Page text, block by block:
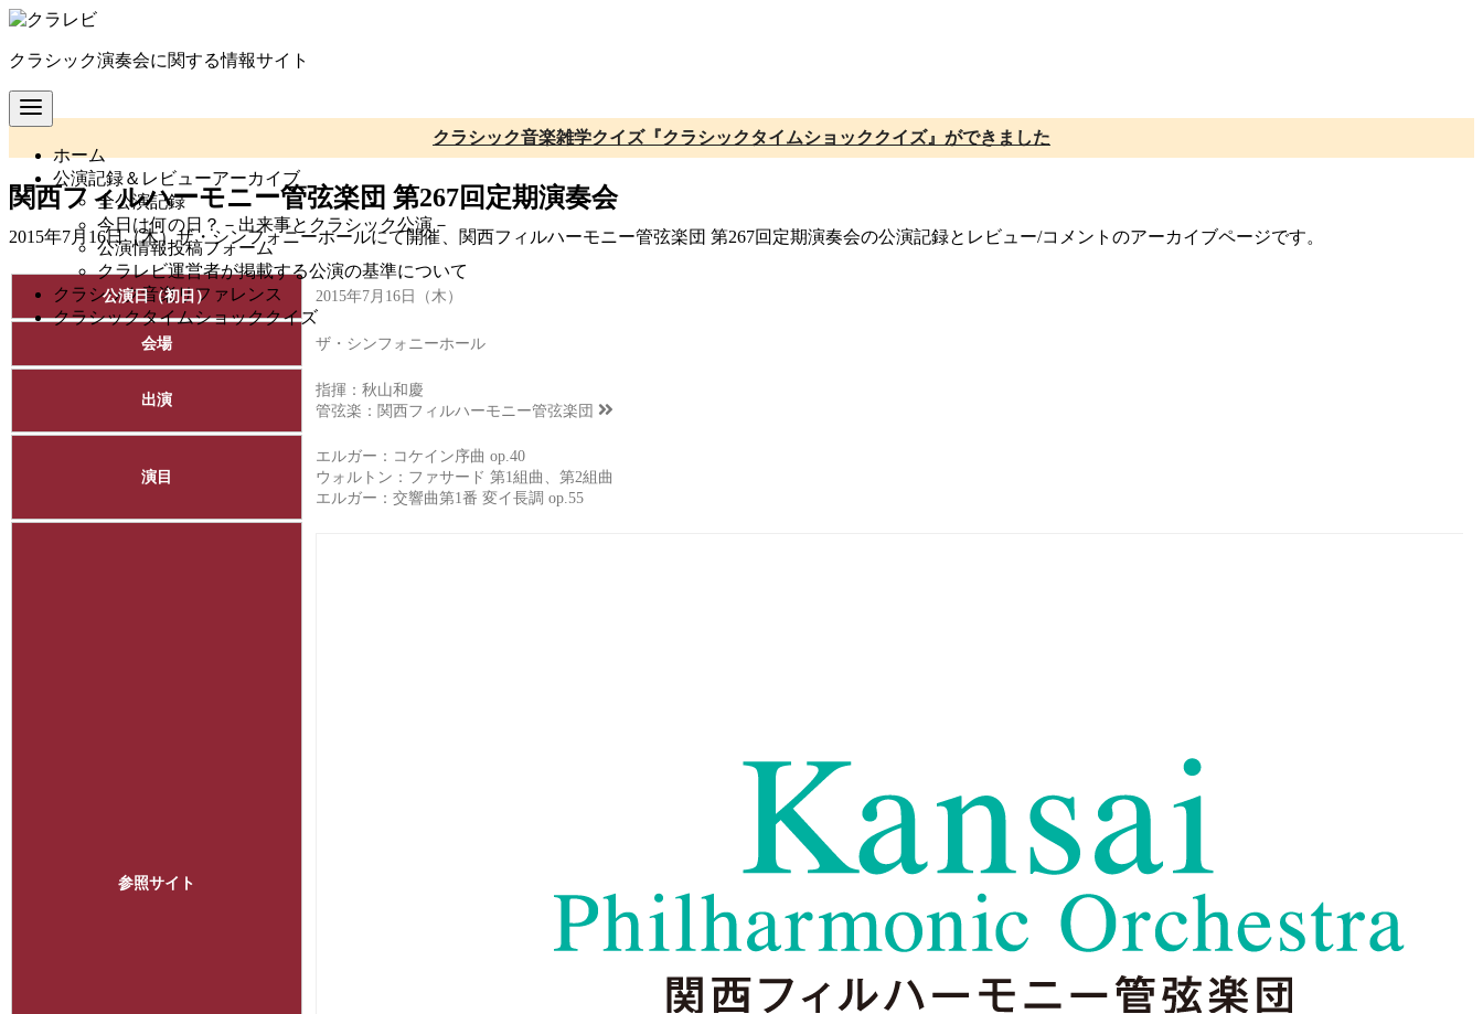
コ
テ
ン
ツ
移
動
クラシック演奏会に関する情報サイト
ホーム
公演記録＆レビューアーカイブ
全公演記録
今日は何の日？－出来事とクラシック公演－
公演情報投稿フォーム
クラレビ運営者が掲載する公演の基準について
クラシック音楽リファレンス
クラシックタイムショッククイズ
クラシック音楽雑学クイズ『クラシックタイムショッククイズ』ができました
関西フィルハーモニー管弦楽団 第267回定期演奏会
2015年7月16日（木）ザ・シンフォニーホールにて開催、関西フィルハーモニー管弦楽団 第267回定期演奏会の公演記録とレビュー/コメントのアーカイブページです。
公演日（初日） 2015年7月16日（木）
会場 ザ・シンフォニーホール
出演
指揮：秋山和慶
管弦楽： 関西フィルハーモニー管弦楽団
演目
エルガー：コケイン序曲 op.40
ウォルトン：ファサード 第1組曲、第2組曲
エルガー：交響曲第1番 変イ長調 op.55
参照サイト
関西フィルハーモニー管弦楽団 - Kansai Philharmonic Orchestra
ン・デュメイ、首席指揮者・藤岡幸夫…
www.kansaiphil.jp